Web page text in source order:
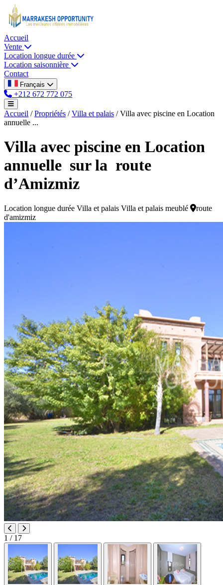
Accueil
Vente
Location longue durée
Location saisonnière
Contact
Français
+212 672 772 075
Accueil / Propriétés / Villa et palais / Villa avec piscine en Location
annuelle ...
Villa avec piscine en Location
annuelle sur la route
d’Amizmiz
Location longue durée Villa et palais Villa et palais meublé
route
d'amizmiz
1 / 17